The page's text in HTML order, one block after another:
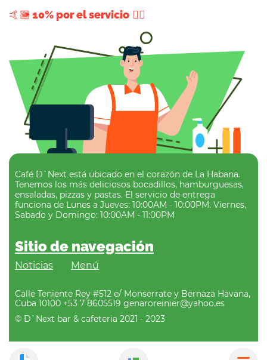
+ 10% por el servicio
Café D`Next está ubicado en el corazón de La Habana.
Tenemos los más deliciosos bocadillos, hamburguesas,
ensaladas, pizzas y pastas. El servicio de entrega
funciona de Lunes a Jueves: 10:00AM - 10:00PM. Viernes,
Sabado y Domingo: 10:00AM - 11:00PM
Sitio de navegación
Noticias Menú
Calle Teniente Rey #512 e/ Monserrate y Bernaza Havana,
Cuba 10100 +53 7 8605519 genaroreinier@yahoo.es
© D`Next bar & cafeteria 2021 - 2023